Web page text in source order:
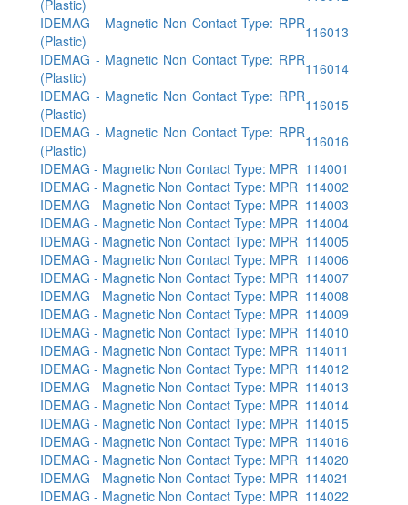
(Plastic)
IDEMAG - Magnetic Non Contact Type: RPR
(Plastic)
116013
IDEMAG - Magnetic Non Contact Type: RPR
(Plastic)
116014
IDEMAG - Magnetic Non Contact Type: RPR
(Plastic)
116015
IDEMAG - Magnetic Non Contact Type: RPR
(Plastic)
116016
IDEMAG - Magnetic Non Contact Type: MPR 114001
IDEMAG - Magnetic Non Contact Type: MPR 114002
IDEMAG - Magnetic Non Contact Type: MPR 114003
IDEMAG - Magnetic Non Contact Type: MPR 114004
IDEMAG - Magnetic Non Contact Type: MPR 114005
IDEMAG - Magnetic Non Contact Type: MPR 114006
IDEMAG - Magnetic Non Contact Type: MPR 114007
IDEMAG - Magnetic Non Contact Type: MPR 114008
IDEMAG - Magnetic Non Contact Type: MPR 114009
IDEMAG - Magnetic Non Contact Type: MPR 114010
IDEMAG - Magnetic Non Contact Type: MPR 114011
IDEMAG - Magnetic Non Contact Type: MPR 114012
IDEMAG - Magnetic Non Contact Type: MPR 114013
IDEMAG - Magnetic Non Contact Type: MPR 114014
IDEMAG - Magnetic Non Contact Type: MPR 114015
IDEMAG - Magnetic Non Contact Type: MPR 114016
IDEMAG - Magnetic Non Contact Type: MPR 114020
IDEMAG - Magnetic Non Contact Type: MPR 114021
IDEMAG - Magnetic Non Contact Type: MPR 114022